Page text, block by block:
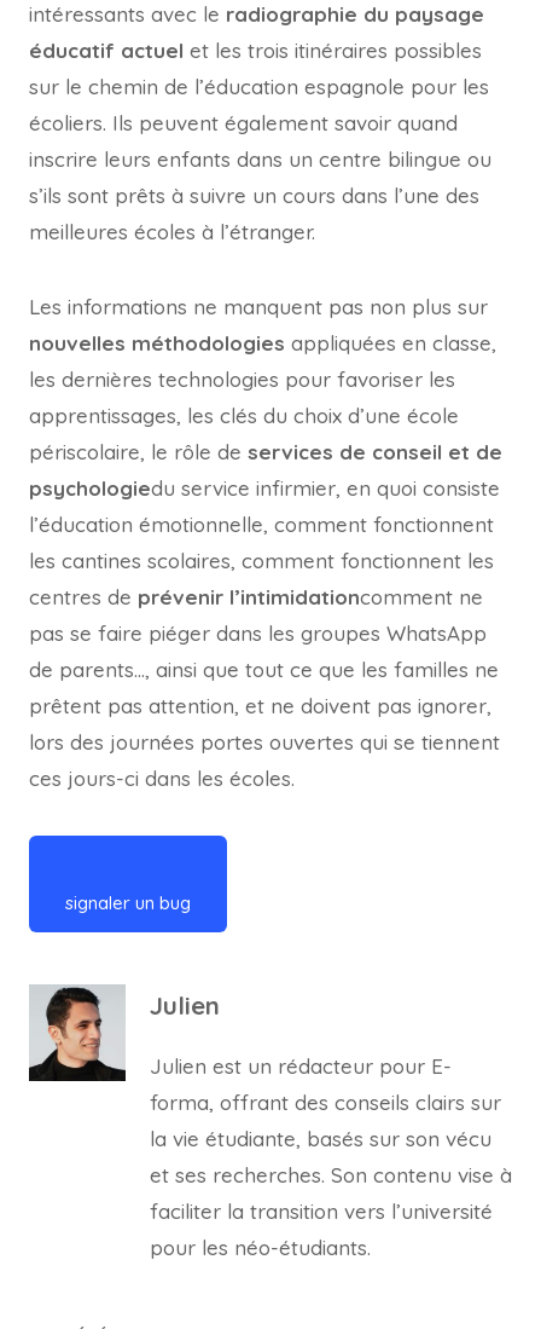
intéressants avec le radiographie du paysage
éducatif actuel et les trois itinéraires possibles
sur le chemin de l’éducation espagnole pour les
écoliers. Ils peuvent également savoir quand
inscrire leurs enfants dans un centre bilingue ou
s’ils sont prêts à suivre un cours dans l’une des
meilleures écoles à l’étranger.
Les informations ne manquent pas non plus sur
nouvelles méthodologies appliquées en classe,
les dernières technologies pour favoriser les
apprentissages, les clés du choix d’une école
périscolaire, le rôle de services de conseil et de
psychologiedu service infirmier, en quoi consiste
l’éducation émotionnelle, comment fonctionnent
les cantines scolaires, comment fonctionnent les
centres de prévenir l’intimidationcomment ne
pas se faire piéger dans les groupes WhatsApp
de parents…, ainsi que tout ce que les familles ne
prêtent pas attention, et ne doivent pas ignorer,
lors des journées portes ouvertes qui se tiennent
ces jours-ci dans les écoles.
signaler un bug
Julien
Julien est un rédacteur pour E-
forma, offrant des conseils clairs sur
la vie étudiante, basés sur son vécu
et ses recherches. Son contenu vise à
faciliter la transition vers l’université
pour les néo-étudiants.